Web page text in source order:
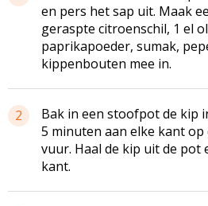
en pers het sap uit. Maak
geraspte citroenschil, 1 el
paprikapoeder, sumak,
kippenbouten mee in.
2
Bak in een stoofpot de kip
5 minuten aan elke kant
vuur. Haal de kip uit de pot
kant.